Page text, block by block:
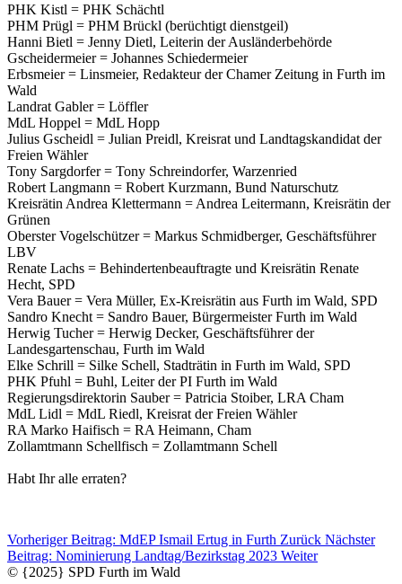
PHK Kistl = PHK Schächtl
PHM Prügl = PHM Brückl (berüchtigt dienstgeil)
Hanni Bietl = Jenny Dietl, Leiterin der Ausländerbehörde
Gscheidermeier = Johannes Schiedermeier
Erbsmeier = Linsmeier, Redakteur der Chamer Zeitung in Furth im
Wald
Landrat Gabler = Löffler
MdL Hoppel = MdL Hopp
Julius Gscheidl = Julian Preidl, Kreisrat und Landtagskandidat der
Freien Wähler
Tony Sargdorfer = Tony Schreindorfer, Warzenried
Robert Langmann = Robert Kurzmann, Bund Naturschutz
Kreisrätin Andrea Klettermann = Andrea Leitermann, Kreisrätin der
Grünen
Oberster Vogelschützer = Markus Schmidberger, Geschäftsführer
LBV
Renate Lachs = Behindertenbeauftragte und Kreisrätin Renate
Hecht, SPD
Vera Bauer = Vera Müller, Ex-Kreisrätin aus Furth im Wald, SPD
Sandro Knecht = Sandro Bauer, Bürgermeister Furth im Wald
Herwig Tucher = Herwig Decker, Geschäftsführer der
Landesgartenschau, Furth im Wald
Elke Schrill = Silke Schell, Stadträtin in Furth im Wald, SPD
PHK Pfuhl = Buhl, Leiter der PI Furth im Wald
Regierungsdirektorin Sauber = Patricia Stoiber, LRA Cham
MdL Lidl = MdL Riedl, Kreisrat der Freien Wähler
RA Marko Haifisch = RA Heimann, Cham
Zollamtmann Schellfisch = Zollamtmann Schell
Habt Ihr alle erraten?
Vorheriger Beitrag: MdEP Ismail Ertug in Furth Zurück Nächster
Beitrag: Nominierung Landtag/Bezirkstag 2023 Weiter
© {2025} SPD Furth im Wald